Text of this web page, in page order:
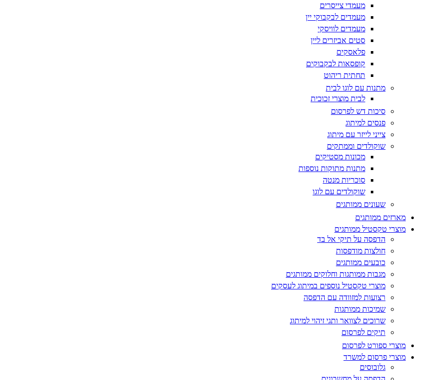
מעמדי צייסרים
מעמדים לבקבוקי יין
מעמדים לוויסקי
סטים אביזרים ליין
פלאסקים
קופסאות לבקבוקים
תחתית ריהוט
מתנות עם לוגו לבית
לבית מוצרי זכוכית
סיכות דש לפרסום
פנסים למיתוג
צייני לייזר עם מיתוג
שוקולדים וממתקים
מכונות מסטיקים
מתנות מתוקות נוספות
סוכריות מנטה
שוקולדים עם לוגו
שעונים ממותגים
מארזים ממותגים
מוצרי טקסטיל ממותגים
הדפסה על תיקי אל בד
חולצות מודפסות
כובעים ממותגים
מגבות ממותגות וחלוקים ממותגים
מוצרי טקסטיל נוספים במיתוג לעסקים
רצועות למזוודה עם הדפסה
שמיכות ממותגות
שרוכים לצוואר ותגי זיהוי למיתוג
תיקים לפרסום
מוצרי ספורט לפרסום
מוצרי פרסום למשרד
גלובוסים